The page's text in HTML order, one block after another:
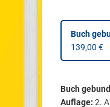
Buch
139,00 €
Buch
Auflage: 2.